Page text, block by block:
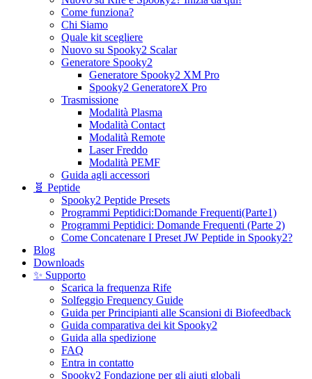
Come funziona?
Chi Siamo
Quale kit scegliere
Nuovo su Spooky2 Scalar
Generatore Spooky2
Generatore Spooky2 XM Pro
Spooky2 GeneratoreX Pro
Trasmissione
Modalità Plasma
Modalità Contact
Modalità Remote
Laser Freddo
Modalità PEMF
Guida agli accessori
🧬 Peptide
Spooky2 Peptide Presets
Programmi Peptidici:Domande Frequenti(Parte1)
Programmi Peptidici: Domande Frequenti (Parte 2)
Come Concatenare I Preset JW Peptide in Spooky2?
Blog
Downloads
✨ Supporto
Scarica la frequenza Rife
Solfeggio Frequency Guide
Guida per Principianti alle Scansioni di Biofeedback
Guida comparativa dei kit Spooky2
Guida alla spedizione
FAQ
Entra in contatto
Spooky2 Fondazione per gli aiuti globali